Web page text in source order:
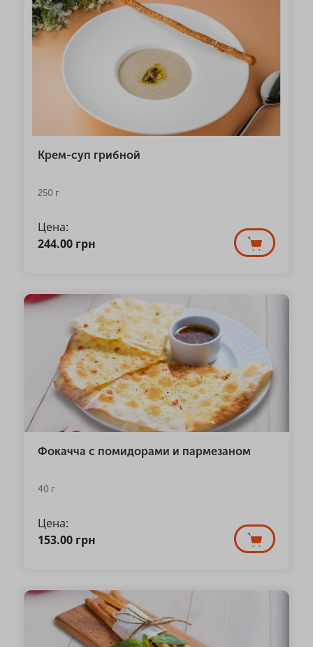
Крем-суп грибной
250 г
Цена:
244.00 грн
Фокачча с помидорами и пармезаном
40 г
Цена:
153.00 грн